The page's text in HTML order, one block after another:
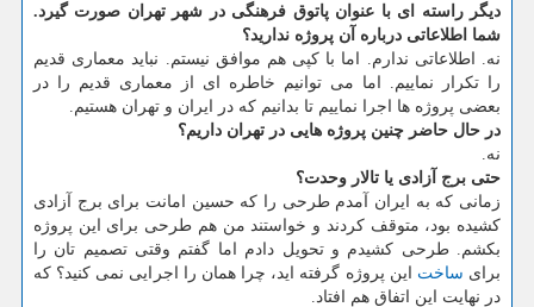
دیگر راسته ای با عنوان پاتوق فرهنگی در شهر تهران صورت گیرد.
شما اطلاعاتی درباره آن پروژه ندارید؟
نه. اطلاعاتی ندارم. اما با كپی هم موافق نیستم. نباید معماری قدیم
را تكرار نماییم. اما می توانیم خاطره ای از معماری قدیم را در
بعضی پروژه ها اجرا نماییم تا بدانیم كه در ایران و تهران هستیم.
در حال حاضر چنین پروژه هایی در تهران داریم؟
نه.
حتی برج آزادی یا تالار وحدت؟
زمانی كه به ایران آمدم طرحی را كه حسین امانت برای برج آزادی
كشیده بود، متوقف كردند و خواستند من هم طرحی برای این پروژه
بكشم. طرحی كشیدم و تحویل دادم اما گفتم وقتی تصمیم تان را
برای ساخت این پروژه گرفته اید، چرا همان را اجرایی نمی كنید؟ كه
در نهایت این اتفاق هم افتاد.